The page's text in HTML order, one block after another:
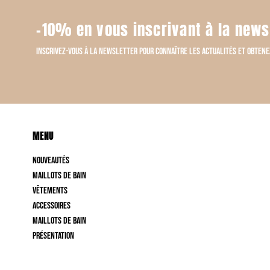
-10% en vous inscrivant à la
Inscrivez-vous à la newsletter pour connaître les actualités et
MENU
NOUVEAUTÉS
Maillots de bain
Vêtements
Accessoires
Maillots de bain
Présentation